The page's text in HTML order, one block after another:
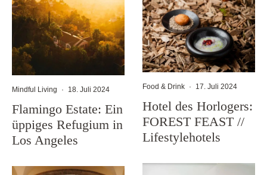
Mindful Living · 18. Juli 2024
Flamingo Estate: Ein
üppiges Refugium in
Los Angeles
Food & Drink · 17. Juli 2024
Hotel des Horlogers:
FOREST FEAST //
Lifestylehotels